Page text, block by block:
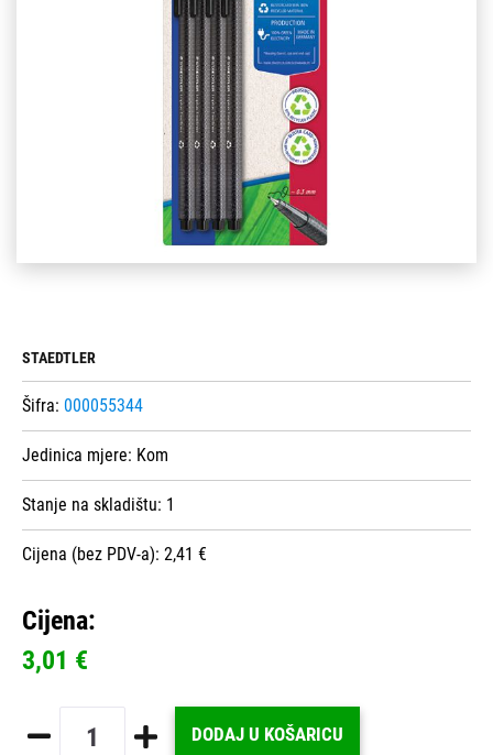
STAEDTLER
Šifra: 000055344
Jedinica mjere: Kom
Stanje na skladištu: 1
Cijena (bez PDV-a): 2,41 €
Cijena:
3,01 €
DODAJ U KOŠARICU